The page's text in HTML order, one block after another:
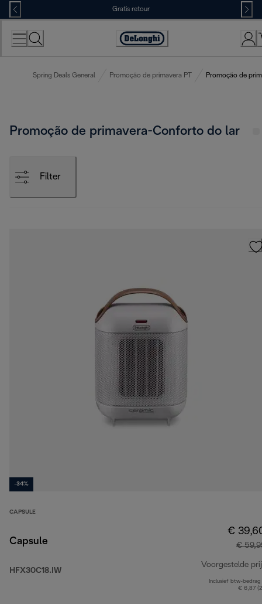
Skip
to
Content
Gratis retour
Accessibility
Spring Deals General Promoção de primavera PT Promoção de
Promoção de primavera-Conforto do lar
Filter
-34%
CAPSULE
Capsule
HFX30C18.IW
€
€
Voorgestelde
Inclusief btw-bedrag
€ 6,87